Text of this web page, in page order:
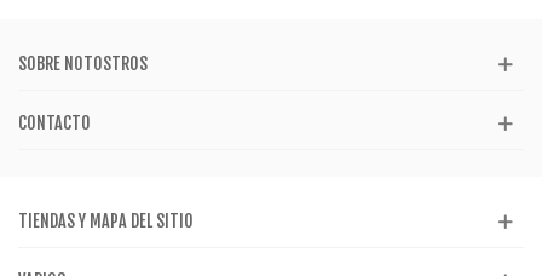
SOBRE NOTOSTROS
CONTACTO
TIENDAS Y MAPA DEL SITIO